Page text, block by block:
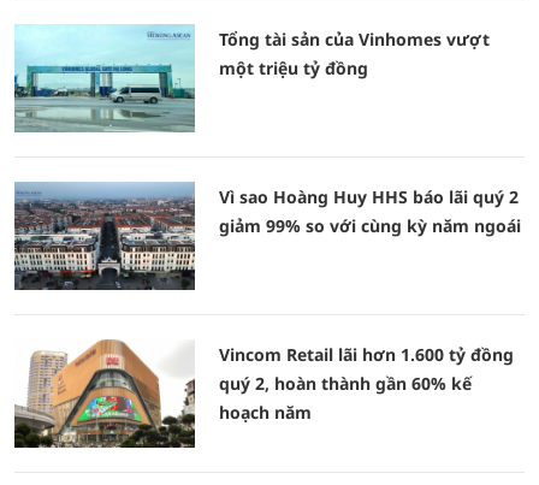
Tổng tài sản của Vinhomes vượt
một triệu tỷ đồng
Vì sao Hoàng Huy HHS báo lãi quý 2
giảm 99% so với cùng kỳ năm ngoái
Vincom Retail lãi hơn 1.600 tỷ đồng
quý 2, hoàn thành gần 60% kế
hoạch năm